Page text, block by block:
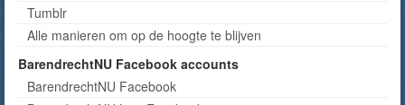
Tumblr
Alle manieren om op de hoogte te blijven
BarendrechtNU Facebook accounts
BarendrechtNU Facebook